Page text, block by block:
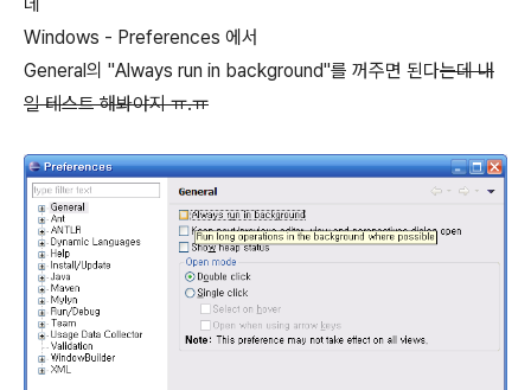
Windows - Preferences 에서
General의 "Always run in background"를 꺼주면 된다는데 내
일 테스트 해봐야지 ㅠ.ㅠ